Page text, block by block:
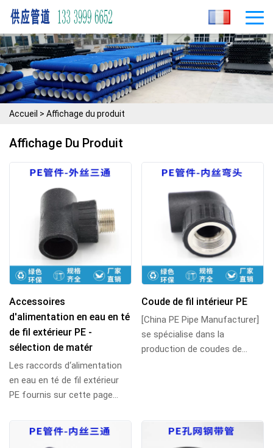
Accueil > Affichage du produit
Affichage Du Produit
Accessoires
d'alimentation en eau en té
de fil extérieur PE -
sélection de matér
Les raccords d‘alimentation
en eau en té de fil extérieur
PE fournis sur cette page
polyéthylène de ha...
Coude de fil intérieur PE
[China PE Pipe Manufacturer]
se spécialise dans la
production de coudes de